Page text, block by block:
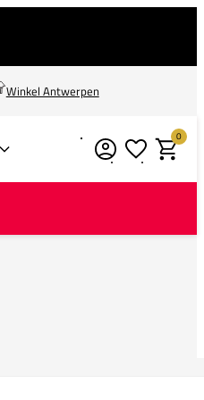
Winkel Antwerpen
Verlanglijstje
0